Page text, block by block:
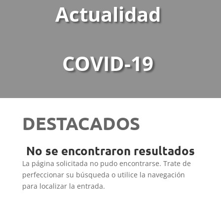
Actualidad
COVID-19
DESTACADOS
No se encontraron resultados
La página solicitada no pudo encontrarse. Trate de
perfeccionar su búsqueda o utilice la navegación
para localizar la entrada.